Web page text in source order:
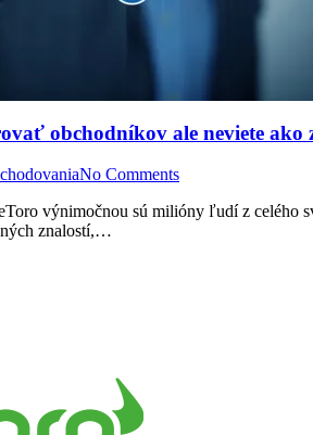
obchodníkov ale neviete
No Comments
výnimočnou sú milióny ľudí z
znalostí,…